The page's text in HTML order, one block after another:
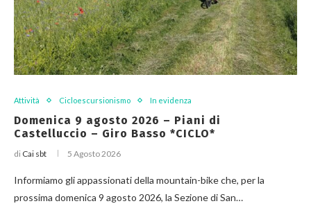
Attività Cicloescursionismo In evidenza
Domenica 9 agosto 2026 – Piani di
Castelluccio – Giro Basso *CICLO*
di Cai sbt 5 Agosto 2026
Informiamo gli appassionati della mountain-bike che, per la
prossima domenica 9 agosto 2026, la Sezione di San…